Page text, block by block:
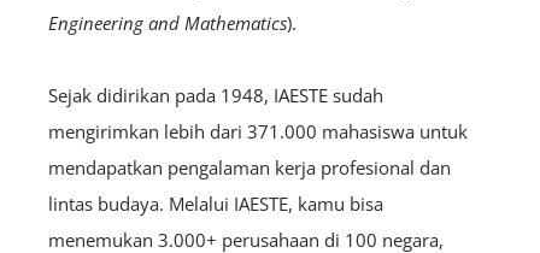
Engineering and Mathematics).
Sejak didirikan pada 1948, IAESTE sudah
mengirimkan lebih dari 371.000 mahasiswa untuk
mendapatkan pengalaman kerja profesional dan
lintas budaya. Melalui IAESTE, kamu bisa
menemukan 3.000+ perusahaan di 100 negara,